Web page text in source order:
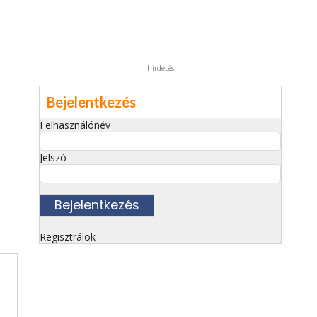
hirdetés
Bejelentkezés
Felhasználónév
Jelszó
Regisztrálok